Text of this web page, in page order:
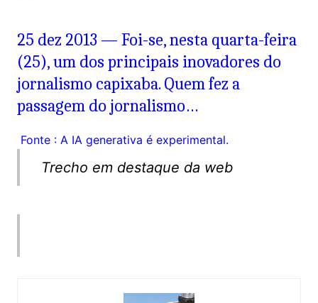
25 dez 2013 — Foi-se, nesta quarta-feira
(25), um dos principais inovadores do
jornalismo capixaba. Quem fez a
passagem do jornalismo…
Fonte : A IA generativa é experimental.
Trecho em destaque da web